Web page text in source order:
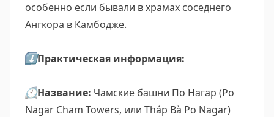
особенно если бывали в храмах соседнего
Ангкора в Камбодже.
⬇️Практическая информация:
🕙Название: Чамские башни По Нагар (Po
Nagar Cham Towers, или Tháp Bà Po Nagar)